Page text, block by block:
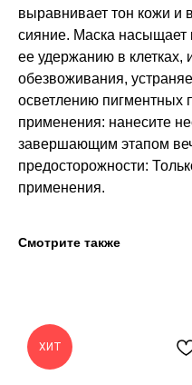
выравнивает тон кожи и
сияние. Маска насыщает
ее удержанию в клетках,
обезвоживания,
осветлению пигментных
применения: нанесите
завершающим этапом
предосторожности:
применения.
Смотрите также
ХИТ